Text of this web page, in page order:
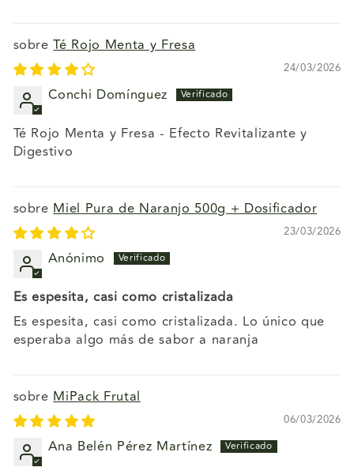
Té Rojo Menta y Fresa
24/03/2026
Conchi Domínguez
Té Rojo Menta y Fresa - Efecto Revitalizante y
Digestivo
Miel Pura de Naranjo 500g + Dosificador
23/03/2026
Anónimo
Es espesita, casi como cristalizada
Es espesita, casi como cristalizada. Lo único que
esperaba algo más de sabor a naranja
MiPack Frutal
06/03/2026
Ana Belén Pérez Martínez